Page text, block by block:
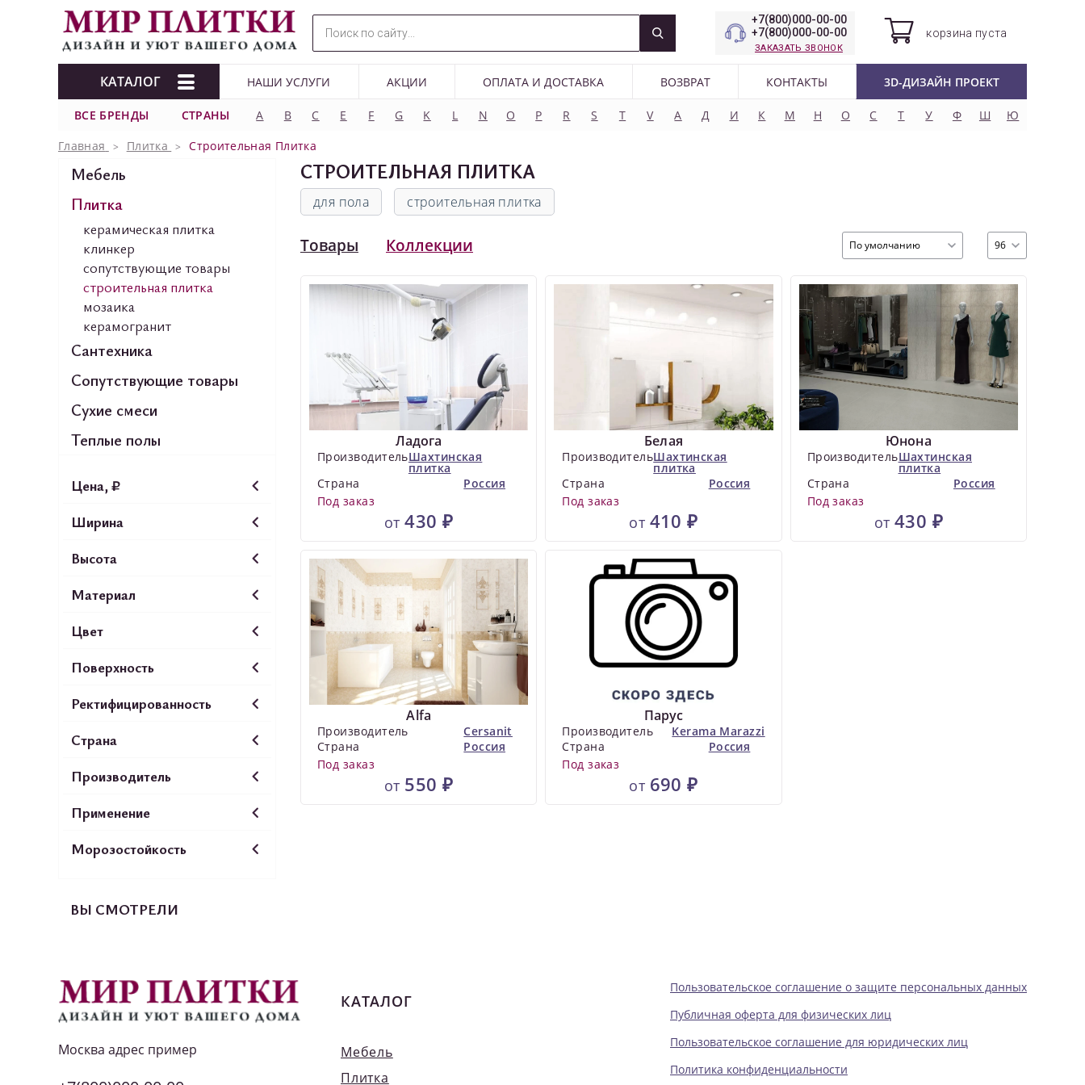
+7(800)000-00-00
+7(800)000-00-00
ЗАКАЗАТЬ ЗВОНОК
корзина пуста
КАТАЛОГ НАШИ УСЛУГИ АКЦИИ ОПЛАТА И ДОСТАВКА ВОЗВРАТ КОНТАКТЫ 3D-ДИЗАЙН ПРОЕКТ
ВСЕ БРЕНДЫ СТРАНЫ A B C E F G K L N O P R S T V А Д И К М Н О С Т У Ф Ш
Ю
Главная
Плитка Строительная Плитка
Мебель
Плитка
керамическая плитка
клинкер
сопутствующие товары
строительная плитка
мозаика
керамогранит
Сантехника
Сопутствующие товары
Сухие смеси
Теплые полы
Цена, ₽
Ширина
Высота
Материал
Цвет
Поверхность
Ректифицированность
Страна
Производитель
Применение
Морозостойкость
ВЫ СМОТРЕЛИ
СТРОИТЕЛЬНАЯ ПЛИТКА
для пола строительная плитка
Товары Коллекции По умолчанию 96
Ладога
ПроизводительШахтинская
плитка
Страна
Россия
Под заказ
от430 ₽
Белая
ПроизводительШахтинская
плитка
Страна
Россия
Под заказ
от 410 ₽
Юнона
ПроизводительШахтинская
плитка
Страна
Россия
Под заказ
от 430 ₽
Alfa
Производитель
Cersanit
Страна
Россия
Под заказ
от 550 ₽
Парус
Производитель
Kerama Marazzi
Страна
Россия
Под заказ
от 690 ₽
Москва адрес пример
КАТАЛОГ
Мебель
Плитка
Пользовательское соглашение о защите персональных данных
Публичная оферта для физических лиц
Пользовательское соглашение для юридических лиц
Политика конфиденциальности